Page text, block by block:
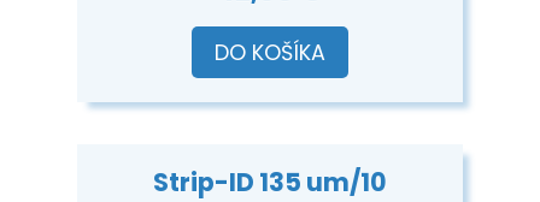
DO KOŠÍKA
Strip-ID 135 um/10